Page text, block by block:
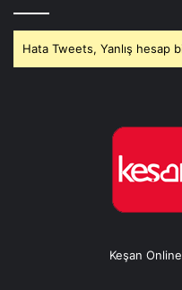
Hata Tweets, Yanlış hesap
Keşan